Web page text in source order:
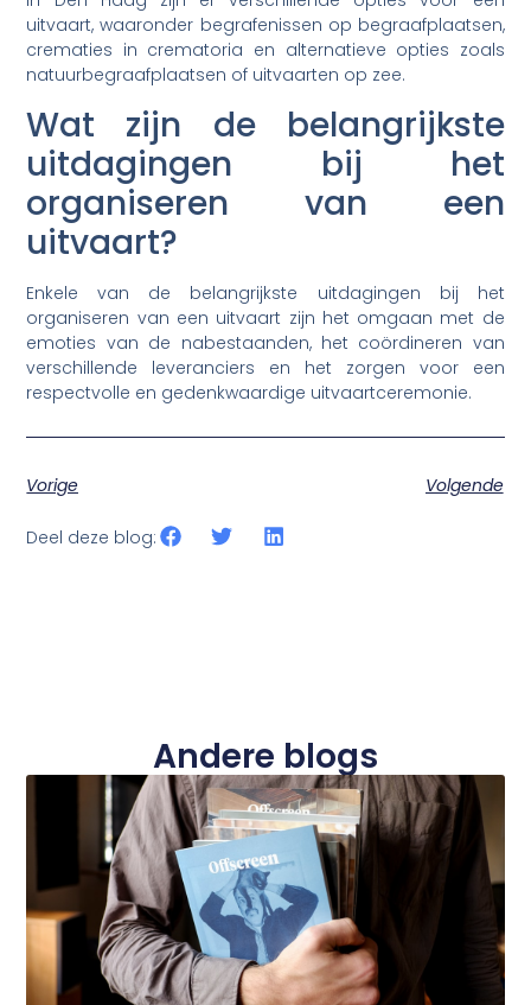
uitvaart, waaronder begrafenissen op begraafplaatsen,
crematies in crematoria en alternatieve opties zoals
natuurbegraafplaatsen of uitvaarten op zee.
Wat zijn de belangrijkste
uitdagingen bij het
organiseren van een
uitvaart?
Enkele van de belangrijkste uitdagingen bij het
organiseren van een uitvaart zijn het omgaan met de
emoties van de nabestaanden, het coördineren van
verschillende leveranciers en het zorgen voor een
respectvolle en gedenkwaardige uitvaartceremonie.
Vorige Volgende
Deel deze blog:
Andere blogs